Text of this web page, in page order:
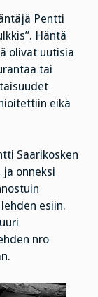
Pentti
Häntä
olivat uutisia
tai
eikä
Saarikosken
onneksi
esiin.
nro